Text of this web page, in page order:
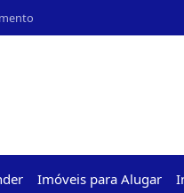
Imóveis para Alugar